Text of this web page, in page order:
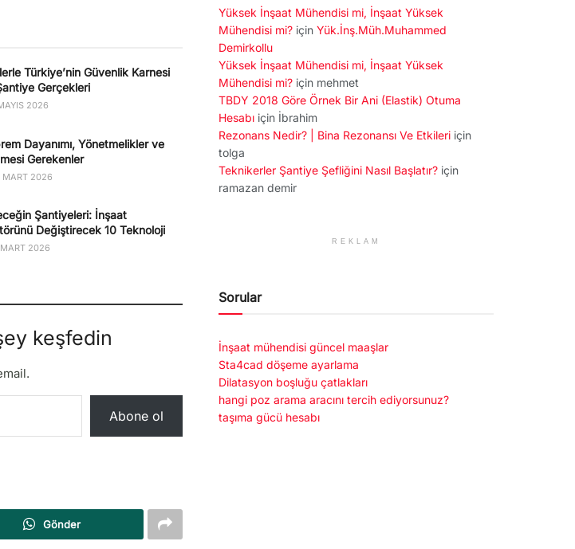
Türkiye’nin Güvenlik Karnesi
Gerçekleri
2026
Dayanımı, Yönetmelikler ve
Gerekenler
2026
Şantiyeleri: İnşaat
Değiştirecek 10 Teknoloji
2026
keşfedin
Abone ol
Gönder
Yüksek İnşaat Mühendisi mi, İnşaat Yüksek
Mühendisi mi? için Yük.İnş.Müh.Muhammed
Demirkollu
Yüksek İnşaat Mühendisi mi, İnşaat Yüksek
Mühendisi mi? için mehmet
TBDY 2018 Göre Örnek Bir Ani (Elastik) Otuma
Hesabı için İbrahim
Rezonans Nedir? | Bina Rezonansı Ve Etkileri için
tolga
Teknikerler Şantiye Şefliğini Nasıl Başlatır? için
ramazan demir
REKLAM
Sorular
İnşaat mühendisi güncel maaşlar
Sta4cad döşeme ayarlama
Dilatasyon boşluğu çatlakları
hangi poz arama aracını tercih ediyorsunuz?
taşıma gücü hesabı